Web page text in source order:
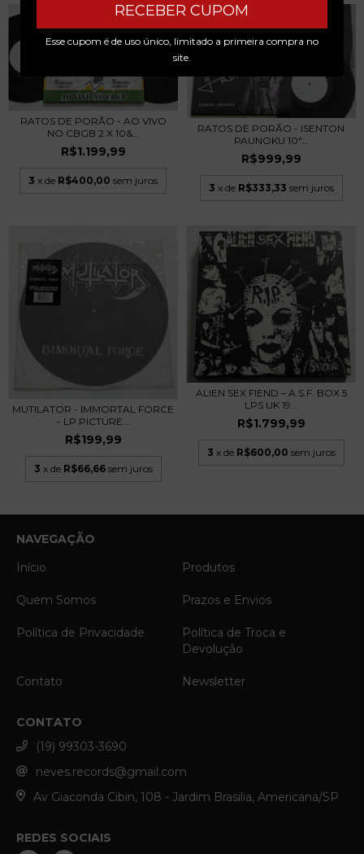
RECEBER CUPOM
Esse cupom é de uso único, limitado a primeira compra no
site.
RATOS DE PORÃO - AO VIVO
NO CBGB 2 X 10&...
R$1.199,99
3 x de R$400,00 sem juros
RATOS DE PORÃO - ISENTON
PAUNOKU 10"...
R$999,99
3 x de R$333,33 sem juros
MUTILATOR - IMMORTAL FORCE
- LP PICTURE...
R$199,99
3 x de R$66,66 sem juros
ALIEN SEX FIEND – A.S.F. BOX 5
LPS UK 19...
R$1.799,99
3 x de R$600,00 sem juros
NAVEGAÇÃO
Início
Produtos
Quem Somos Prazos e Envios
Política de Privacidade
Política de Troca e
Devolução
Contato Newsletter
CONTATO
(19) 99303-3690
neves.records@gmail.com
Av Giaconda Cibin, 108 - Jardim Brasilia, Americana/SP
REDES SOCIAIS